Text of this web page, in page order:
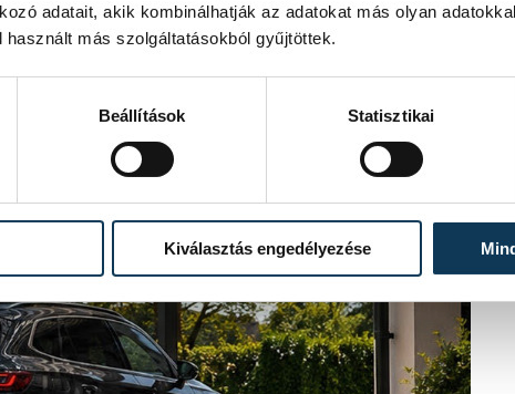
adatait, akik kombinálhatják az adatokat más olyan
más szolgáltatásokból gyűjtöttek.
Beállítások Statisztikai
Kiválasztás engedélyezése